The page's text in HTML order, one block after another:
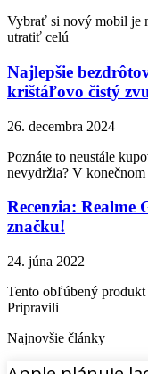
Vybrať si nový mobil je
utratiť celú
Najlepšie
krištáľovo čistý
26. decembra 2024
Poznáte to neustále
nevydržia? V konečnom
Recenzia: Realme
značku!
24. júna 2022
Tento obľúbený produkt
Pripravili
Najnovšie články